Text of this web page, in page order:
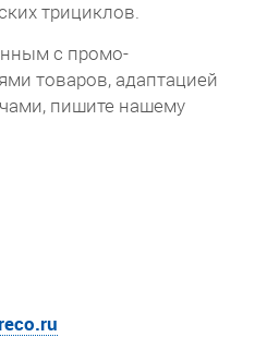
трициклов.
с промо-
товаров, адаптацией
пишите нашему